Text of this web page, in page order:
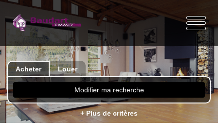
Acheter Louer
Modifier ma recherche
+ Plus de critères